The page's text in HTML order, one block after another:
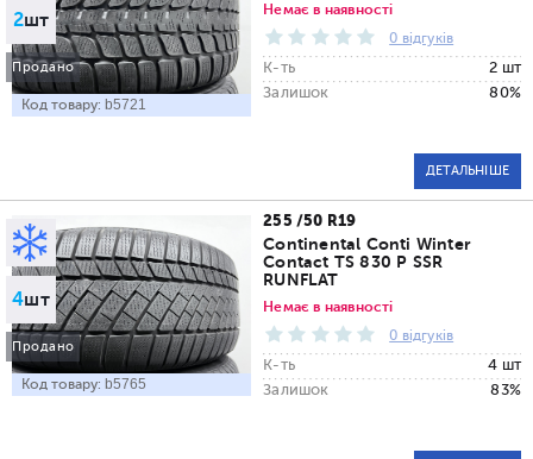
2шт
Продано
Код товару: b5721
Немає в наявності
0 відгуків
К-ть
2 шт
Залишок
80%
ДЕТАЛЬНІШЕ
4шт
Продано
Код товару: b5765
255 /50 R19
Continental Conti Winter
Contact TS 830 P SSR
RUNFLAT
Немає в наявності
0 відгуків
К-ть
4 шт
Залишок
83%